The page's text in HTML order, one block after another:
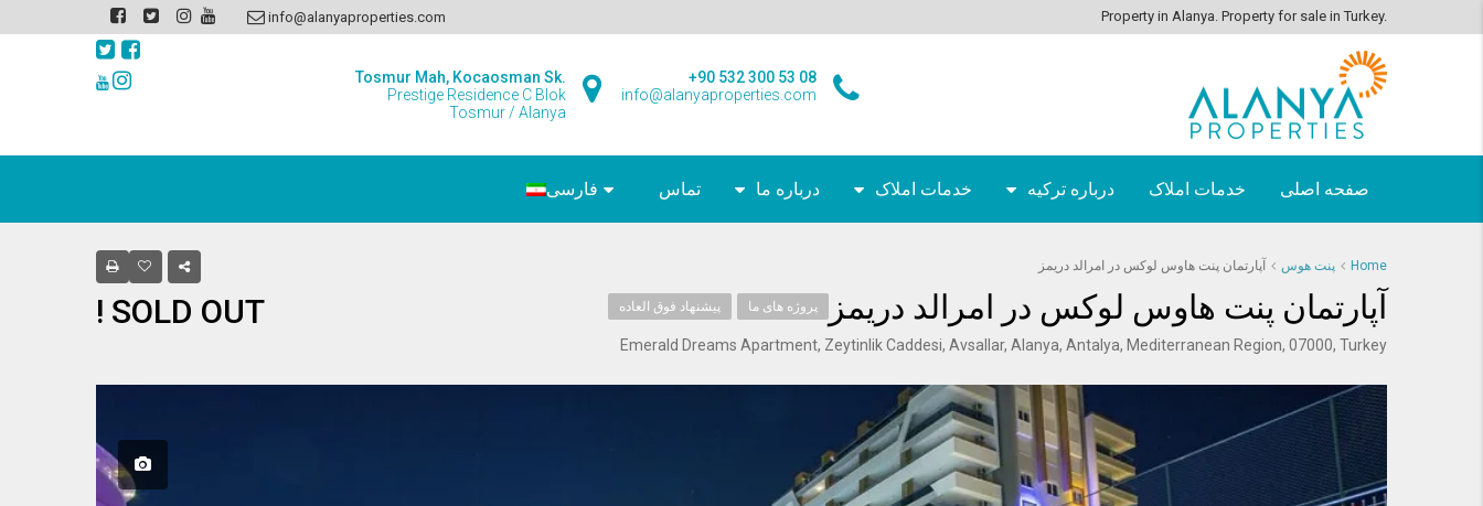
Property in Alanya. Property for sale in Turkey.
info@alanyaproperties.com
Tosmur Mah, Kocaosman Sk.
Prestige Residence C Blok
Tosmur / Alanya
+90 532 300 53 08
info@alanyaproperties.com
صفحه اصلی خدمات املاک درباره ترکیه خدمات املاک درباره ما تماس فارسی
Home پنت هوس آپارتمان پنت هاوس لوکس در امرالد دریمز
آپارتمان پنت هاوس لوکس در امرالد دریمز پروژه های ما پیشنهاد فوق العاده
Emerald Dreams Apartment, Zeytinlik Caddesi, Avsallar, Alanya, Antalya, Mediterranean Region, 07000, Turkey
SOLD OUT !